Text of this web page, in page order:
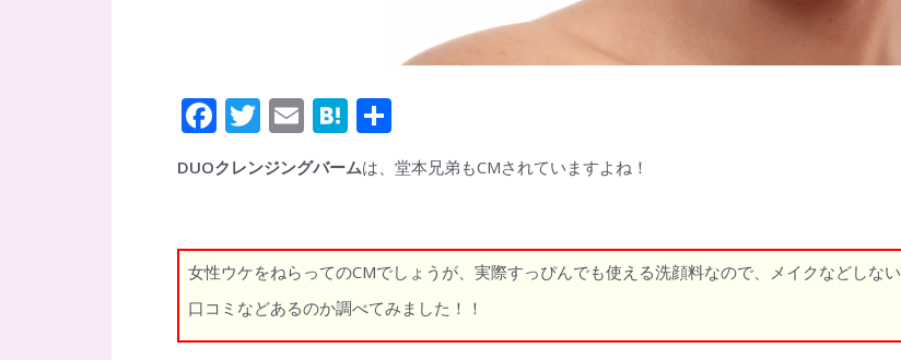
F
ac
e
o
o
k
T
w
itt
E
m
ai
H
at
e
a
有
DUOクレンジングバームは、堂本兄弟もCMされていますよね！
女性ウケをねらってのCMでしょうが、実際すっぴんでも使える洗顔料なので、メイクなどしない
口コミなどあるのか調べてみました！！